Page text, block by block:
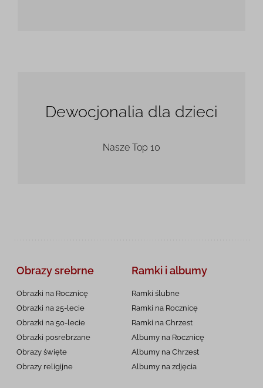
Dewocjonalia dla dzieci
Nasze Top 10
Obrazy srebrne
Obrazki na Rocznicę
Obrazki na 25-lecie
Obrazki na 50-lecie
Obrazki posrebrzane
Obrazy święte
Obrazy religijne
Ramki i albumy
Ramki ślubne
Ramki na Rocznicę
Ramki na Chrzest
Albumy na Rocznicę
Albumy na Chrzest
Albumy na zdjęcia